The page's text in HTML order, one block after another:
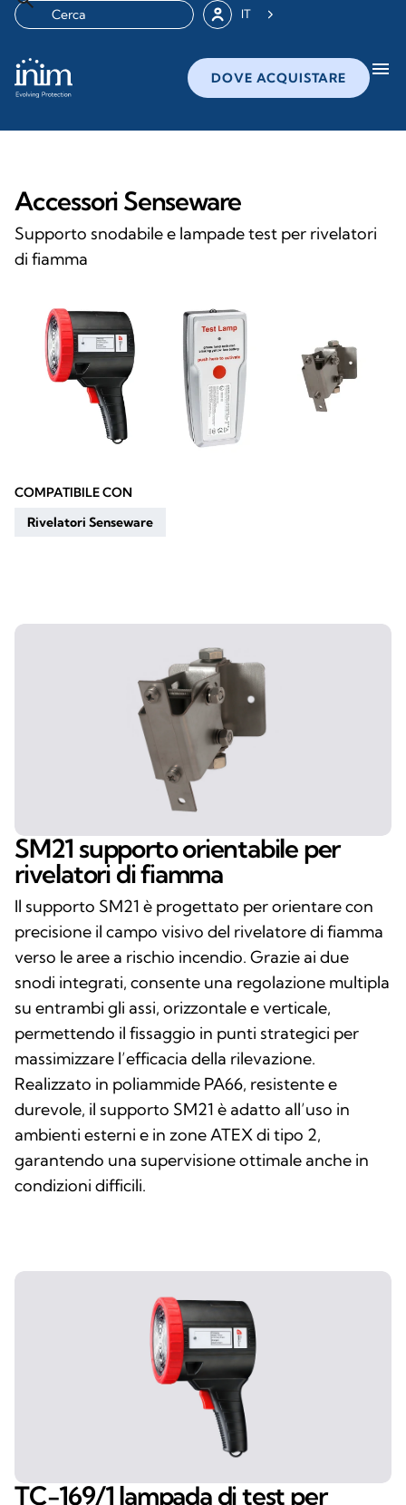
IT
DOVE ACQUISTARE menu
Accessori Senseware
Supporto snodabile e lampade test per rivelatori
di fiamma
COMPATIBILE CON
Rivelatori Senseware
SM21 supporto orientabile per
rivelatori di fiamma
Il supporto SM21 è progettato per orientare con
precisione il campo visivo del rivelatore di fiamma
verso le aree a rischio incendio. Grazie ai due
snodi integrati, consente una regolazione multipla
su entrambi gli assi, orizzontale e verticale,
permettendo il fissaggio in punti strategici per
massimizzare l’efficacia della rilevazione.
Realizzato in poliammide PA66, resistente e
durevole, il supporto SM21 è adatto all’uso in
ambienti esterni e in zone ATEX di tipo 2,
garantendo una supervisione ottimale anche in
condizioni difficili.
TC-169/1 lampada di test per